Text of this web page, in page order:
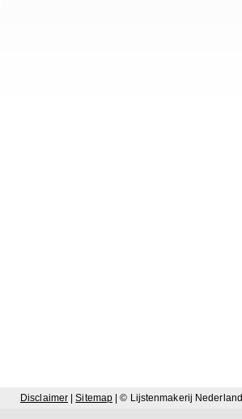
Disclaimer |Sitemap | © Lijstenmakerij Nederland